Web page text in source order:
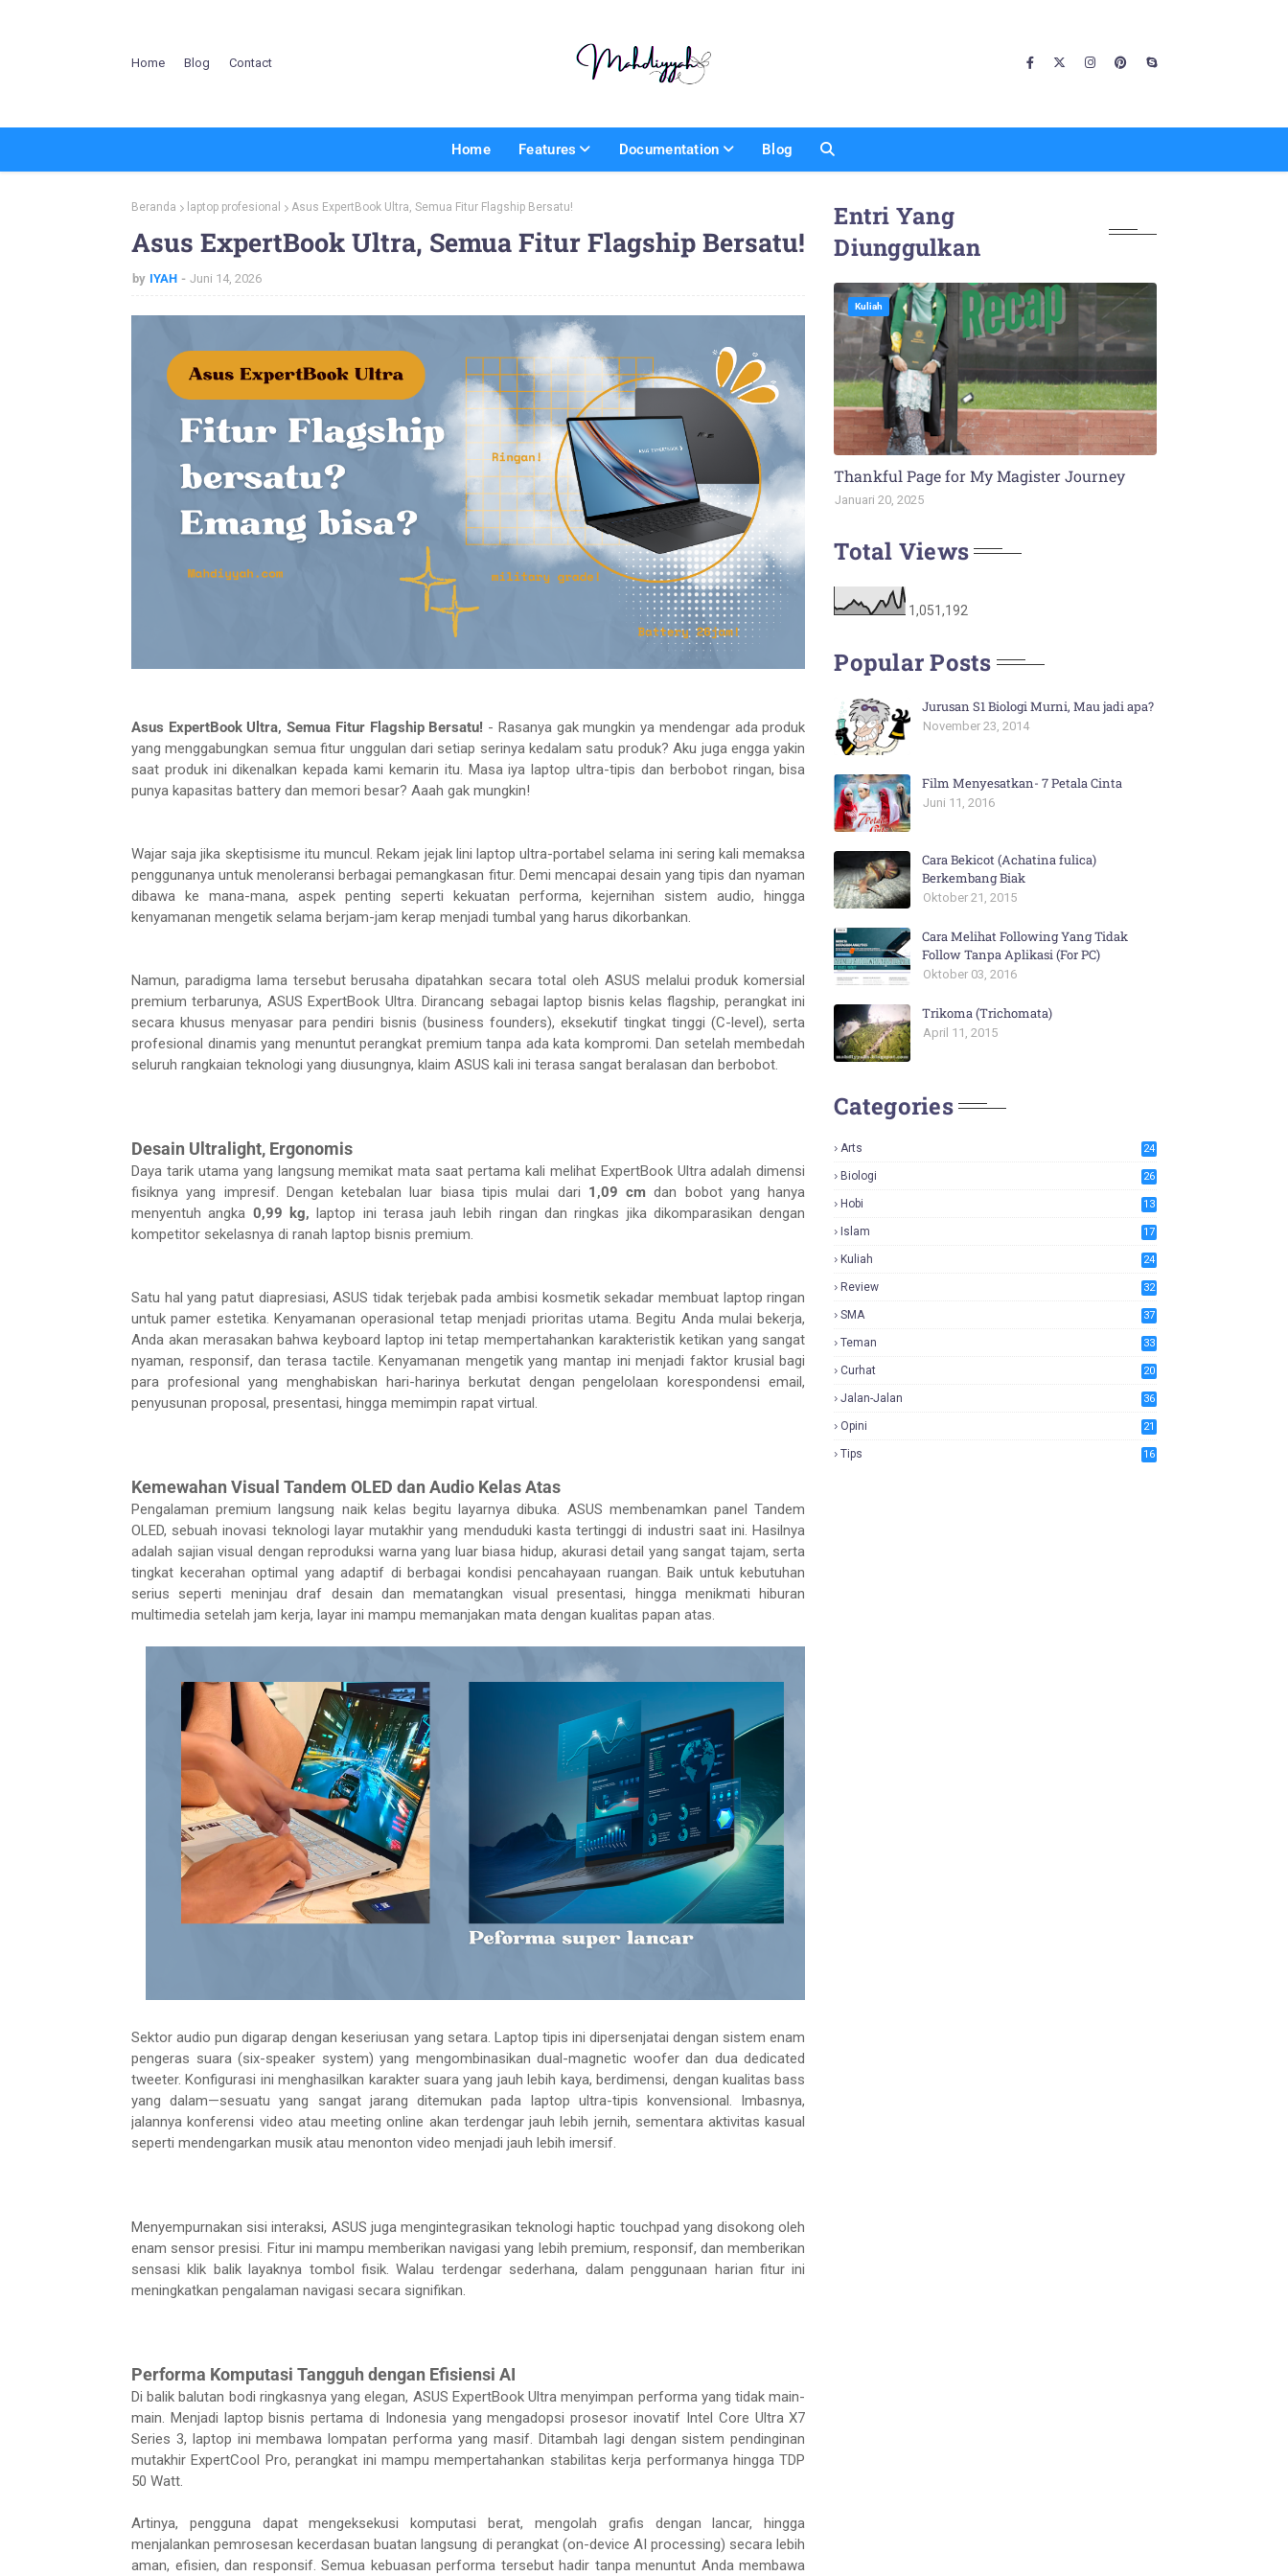
Home Blog Contact
Home Features Documentation Blog
Beranda laptop profesional Asus ExpertBook Ultra, Semua Fitur Flagship Bersatu!
Asus ExpertBook Ultra, Semua Fitur Flagship Bersatu!
by IYAH Juni 14, 2026
Asus ExpertBook Ultra, Semua Fitur Flagship Bersatu! - Rasanya gak mungkin ya mendengar ada produk
yang menggabungkan semua fitur unggulan dari setiap serinya kedalam satu produk? Aku juga engga yakin
saat produk ini dikenalkan kepada kami kemarin itu. Masa iya laptop ultra-tipis dan berbobot ringan, bisa
punya kapasitas battery dan memori besar? Aaah gak mungkin!
Wajar saja jika skeptisisme itu muncul. Rekam jejak lini laptop ultra-portabel selama ini sering kali memaksa
penggunanya untuk menoleransi berbagai pemangkasan fitur. Demi mencapai desain yang tipis dan nyaman
dibawa ke mana-mana, aspek penting seperti kekuatan performa, kejernihan sistem audio, hingga
kenyamanan mengetik selama berjam-jam kerap menjadi tumbal yang harus dikorbankan.
Namun, paradigma lama tersebut berusaha dipatahkan secara total oleh ASUS melalui produk komersial
premium terbarunya, ASUS ExpertBook Ultra. Dirancang sebagai laptop bisnis kelas flagship, perangkat ini
secara khusus menyasar para pendiri bisnis (business founders), eksekutif tingkat tinggi (C-level), serta
profesional dinamis yang menuntut perangkat premium tanpa ada kata kompromi. Dan setelah membedah
seluruh rangkaian teknologi yang diusungnya, klaim ASUS kali ini terasa sangat beralasan dan berbobot.
Desain Ultralight, Ergonomis
Daya tarik utama yang langsung memikat mata saat pertama kali melihat ExpertBook Ultra adalah dimensi
fisiknya yang impresif. Dengan ketebalan luar biasa tipis mulai dari 1,09 cm dan bobot yang hanya
menyentuh angka 0,99 kg, laptop ini terasa jauh lebih ringan dan ringkas jika dikomparasikan dengan
kompetitor sekelasnya di ranah laptop bisnis premium.
Satu hal yang patut diapresiasi, ASUS tidak terjebak pada ambisi kosmetik sekadar membuat laptop ringan
untuk pamer estetika. Kenyamanan operasional tetap menjadi prioritas utama. Begitu Anda mulai bekerja,
Anda akan merasakan bahwa keyboard laptop ini tetap mempertahankan karakteristik ketikan yang sangat
nyaman, responsif, dan terasa tactile. Kenyamanan mengetik yang mantap ini menjadi faktor krusial bagi
para profesional yang menghabiskan hari-harinya berkutat dengan pengelolaan korespondensi email,
penyusunan proposal, presentasi, hingga memimpin rapat virtual.
Kemewahan Visual Tandem OLED dan Audio Kelas Atas
Pengalaman premium langsung naik kelas begitu layarnya dibuka. ASUS membenamkan panel Tandem
OLED, sebuah inovasi teknologi layar mutakhir yang menduduki kasta tertinggi di industri saat ini. Hasilnya
adalah sajian visual dengan reproduksi warna yang luar biasa hidup, akurasi detail yang sangat tajam, serta
tingkat kecerahan optimal yang adaptif di berbagai kondisi pencahayaan ruangan. Baik untuk kebutuhan
serius seperti meninjau draf desain dan mematangkan visual presentasi, hingga menikmati hiburan
multimedia setelah jam kerja, layar ini mampu memanjakan mata dengan kualitas papan atas.
Sektor audio pun digarap dengan keseriusan yang setara. Laptop tipis ini dipersenjatai dengan sistem enam
pengeras suara (six-speaker system) yang mengombinasikan dual-magnetic woofer dan dua dedicated
tweeter. Konfigurasi ini menghasilkan karakter suara yang jauh lebih kaya, berdimensi, dengan kualitas bass
yang dalam—sesuatu yang sangat jarang ditemukan pada laptop ultra-tipis konvensional. Imbasnya,
jalannya konferensi video atau meeting online akan terdengar jauh lebih jernih, sementara aktivitas kasual
seperti mendengarkan musik atau menonton video menjadi jauh lebih imersif.
Menyempurnakan sisi interaksi, ASUS juga mengintegrasikan teknologi haptic touchpad yang disokong oleh
enam sensor presisi. Fitur ini mampu memberikan navigasi yang lebih premium, responsif, dan memberikan
sensasi klik balik layaknya tombol fisik. Walau terdengar sederhana, dalam penggunaan harian fitur ini
meningkatkan pengalaman navigasi secara signifikan.
Performa Komputasi Tangguh dengan Efisiensi AI
Di balik balutan bodi ringkasnya yang elegan, ASUS ExpertBook Ultra menyimpan performa yang tidak main-
main. Menjadi laptop bisnis pertama di Indonesia yang mengadopsi prosesor inovatif Intel Core Ultra X7
Series 3, laptop ini membawa lompatan performa yang masif. Ditambah lagi dengan sistem pendinginan
mutakhir ExpertCool Pro, perangkat ini mampu mempertahankan stabilitas kerja performanya hingga TDP
50 Watt.
Artinya, pengguna dapat mengeksekusi komputasi berat, mengolah grafis dengan lancar, hingga
menjalankan pemrosesan kecerdasan buatan langsung di perangkat (on-device AI processing) secara lebih
aman, efisien, dan responsif. Semua kebuasan performa tersebut hadir tanpa menuntut Anda membawa
Entri Yang
Diunggulkan
Kuliah
Thankful Page for My Magister Journey
Januari 20, 2025
Total Views
1,051,192
Popular Posts
Jurusan S1 Biologi Murni, Mau jadi apa?
November 23, 2014
Film Menyesatkan- 7 Petala Cinta
Juni 11, 2016
Cara Bekicot (Achatina fulica)
Berkembang Biak
Oktober 21, 2015
Cara Melihat Following Yang Tidak
Follow Tanpa Aplikasi (For PC)
Oktober 03, 2016
Trikoma (Trichomata)
April 11, 2015
Categories
Arts 24
Biologi 26
Hobi 13
Islam 17
Kuliah 24
Review 32
SMA 37
Teman 33
Curhat 20
Jalan-Jalan 36
Opini 21
Tips 16